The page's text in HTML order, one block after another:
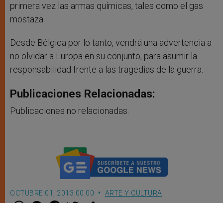
primera vez las armas químicas, tales como el gas
mostaza.
Desde Bélgica por lo tanto, vendrá una advertencia a
no olvidar a Europa en su conjunto, para asumir la
responsabilidad frente a las tragedias de la guerra.
Publicaciones Relacionadas:
Publicaciones no relacionadas.
OCTUBRE 01, 2013 00:00 ARTE Y CULTURA